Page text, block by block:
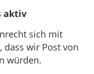
aktiv
sich mit
dass wir Post von
würden.